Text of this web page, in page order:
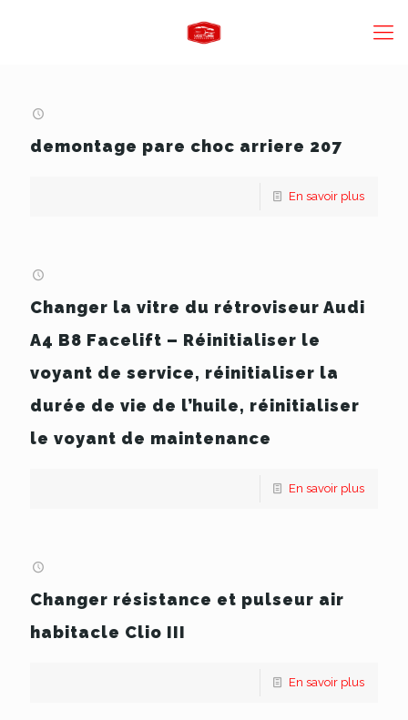
demontage pare choc arriere 207
En savoir plus
Changer la vitre du rétroviseur Audi
A4 B8 Facelift – Réinitialiser le
voyant de service, réinitialiser la
durée de vie de l’huile, réinitialiser
le voyant de maintenance
En savoir plus
Changer résistance et pulseur air
habitacle Clio III
En savoir plus